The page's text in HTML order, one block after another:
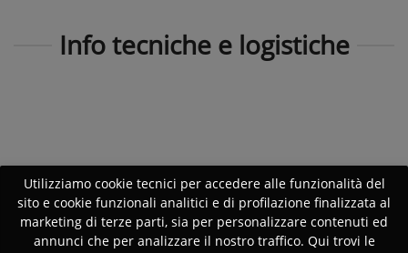
Info tecniche e logistiche
Utilizziamo cookie tecnici per accedere alle funzionalità del
sito e cookie funzionali analitici e di profilazione finalizzata al
marketing di terze parti, sia per personalizzare contenuti ed
annunci che per analizzare il nostro traffico. Qui trovi le